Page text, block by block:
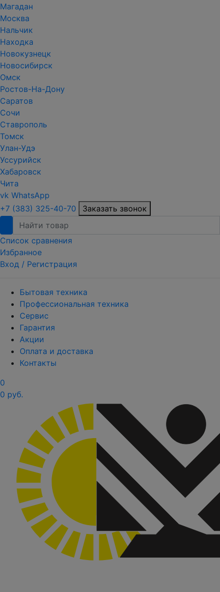
Магадан
Москва
Нальчик
Находка
Новокузнецк
Новосибирск
Омск
Ростов-На-Дону
Саратов
Сочи
Ставрополь
Томск
Улан-Удэ
Уссурийск
Хабаровск
Чита
vk WhatsApp
+7 (383) 325-40-70
Заказать звонок
Список сравнения
Избранное
Вход / Регистрация
Бытовая техника
Профессиональная техника
Сервис
Гарантия
Акции
Оплата и доставка
Контакты
0
0 руб.